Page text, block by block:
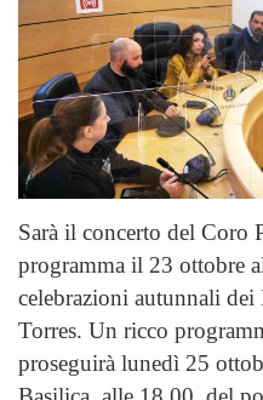
Sarà il concerto del
programma il 23 ottobre
celebrazioni autunnali
Torres. Un ricco
proseguirà lunedì 25